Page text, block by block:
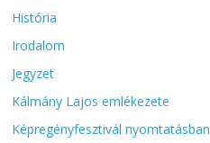
História
Irodalom
Jegyzet
Kálmány Lajos emlékezete
Képregényfesztivál nyomtatásban